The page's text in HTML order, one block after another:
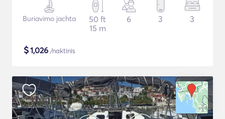
Buriavimo jachta
50 ft
15 m
6 3 3
$1,026 /naktinis